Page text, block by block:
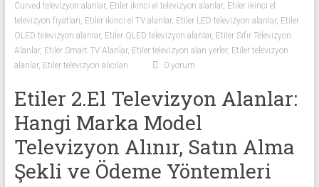
Sıfır
Televizyon
Alanlar ile
iletişim
2.
televizyonlarınızı
hemen
bize
satarak
Curved televizyon alanlar, Etiler ikinci el televizyon alanlar, Etiler ikinci el
televizyon fiyatları, Etiler ikinci el TV alanlar, Etiler LED televizyon alanlar, Etiler
OLED televizyon alanlar, Etiler QLED televizyon alanlar, Etiler Sıfır Televizyon
Alanlar, Etiler Smart TV Alanlar, Etiler televizyon alan yerler, Etiler televizyon
alanlar, Etiler televizyon alıcıları 0 yorum
Etiler 2.El Televizyon Alanlar:
Hangi Marka Model
Televizyon Alınır, Satın Alma
Şekli ve Ödeme Yöntemleri